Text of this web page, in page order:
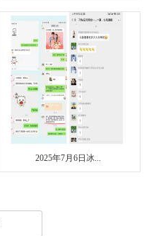
2025年7月6日冰...